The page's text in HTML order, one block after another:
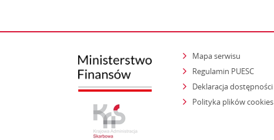
Mapa serwisu
Regulamin PUESC
Deklaracja dostępności
Polityka plików cookies